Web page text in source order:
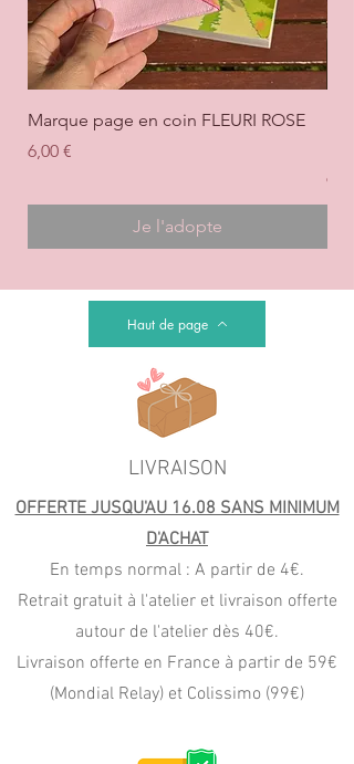
Marque page en coin FLEURI ROSE
Prix
6,00 €
Je l'adopte
Prix
6,00
Haut de page
LIVRAISON
OFFERTE JUSQU'AU 16.08 SANS MINIMUM
D'ACHAT
En temps normal : A partir de 4€.
Retrait gratuit à l'atelier et livraison offerte
autour de l'atelier dès 40€.
Livraison offerte en France à partir de 59€
(Mondial Relay) et Colissimo (99€)